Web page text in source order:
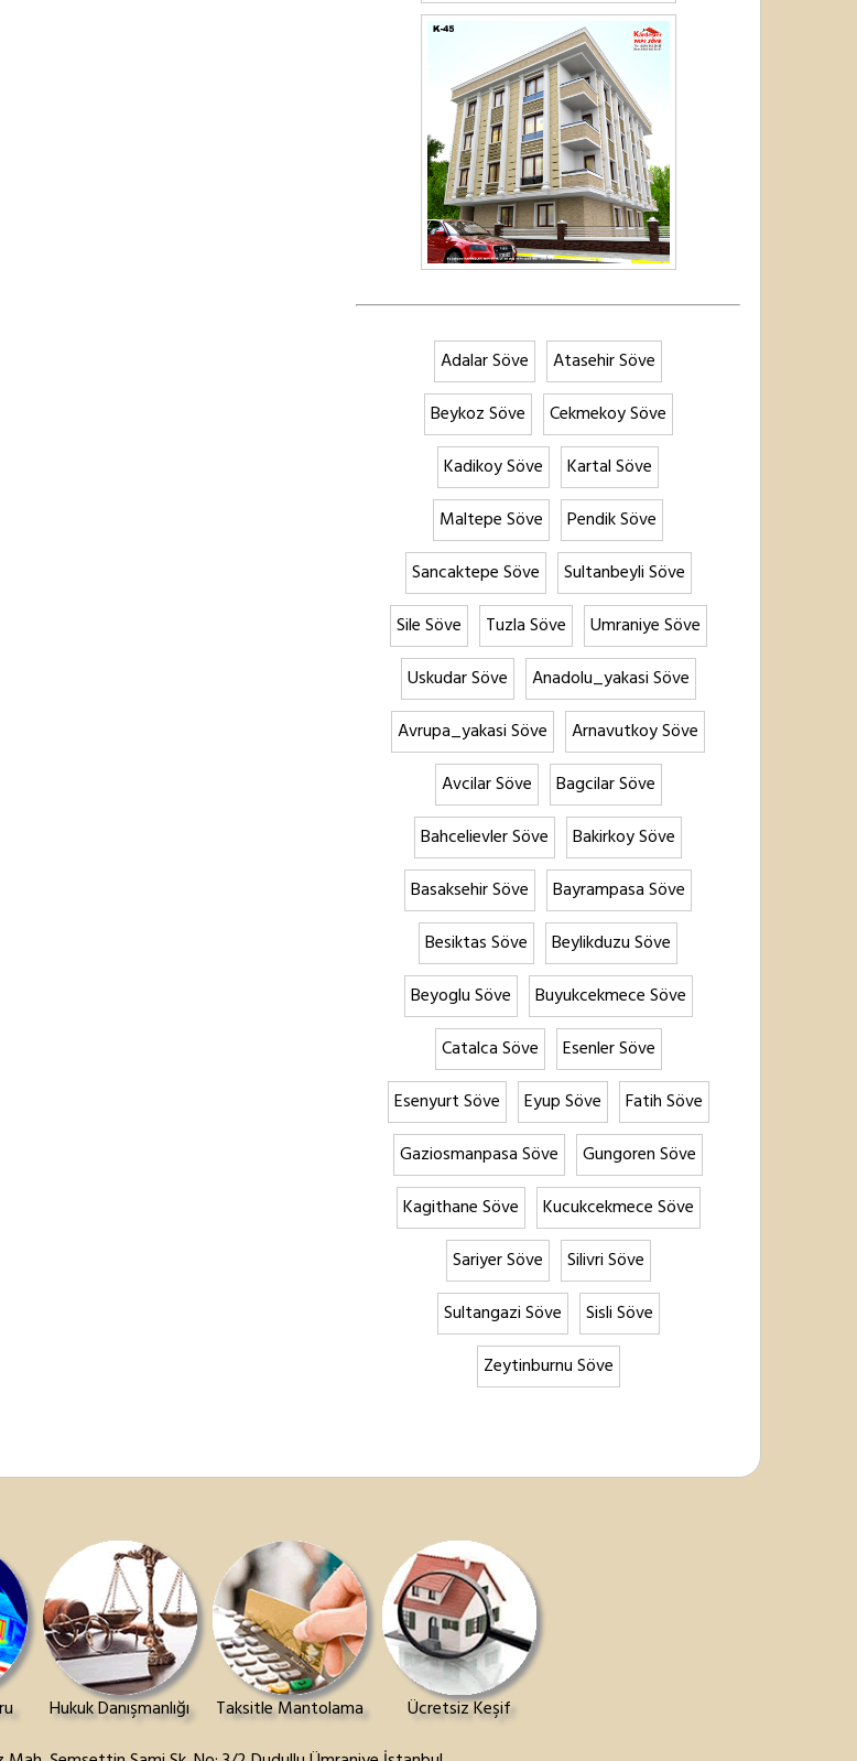
Adalar Söve
Atasehir Söve
Beykoz Söve
Cekmekoy Söve
Kadikoy Söve
Kartal Söve
Maltepe Söve
Pendik Söve
Sancaktepe Söve
Sultanbeyli Söve
Sile Söve
Tuzla Söve
Umraniye Söve
Uskudar Söve
Anadolu_yakasi Söve
Avrupa_yakasi Söve
Arnavutkoy Söve
Avcilar Söve
Bagcilar Söve
Bahcelievler Söve
Bakirkoy Söve
Basaksehir Söve
Bayrampasa Söve
Besiktas Söve
Beylikduzu Söve
Beyoglu Söve
Buyukcekmece Söve
Catalca Söve
Esenler Söve
Esenyurt Söve
Eyup Söve
Fatih Söve
Gaziosmanpasa Söve
Gungoren Söve
Kagithane Söve
Kucukcekmece Söve
Sariyer Söve
Silivri Söve
Sultangazi Söve
Sisli Söve
Zeytinburnu Söve
Hukuk Danışmanlığı Taksitle Mantolama
Ücretsiz Keşif